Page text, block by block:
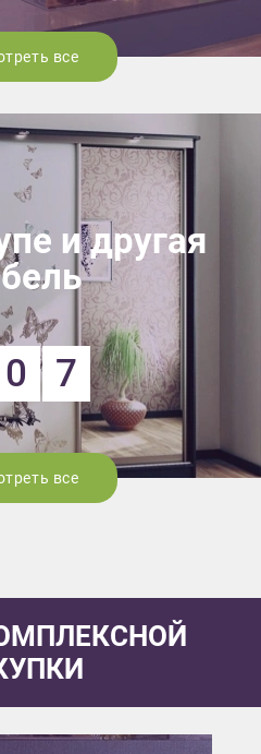
все
и другая
0 7
все